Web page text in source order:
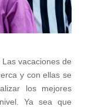
Las vacaciones de
y con ellas se
los mejores
Ya sea que